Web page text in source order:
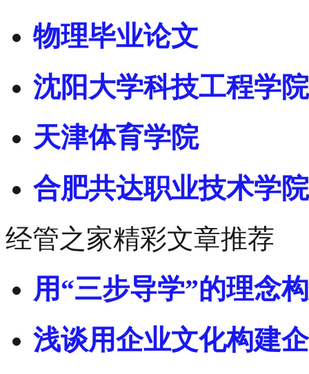
物理毕业论文
沈阳大学科技工程学院
天津体育学院
合肥共达职业技术学院
经管之家精彩文章推荐
用“三步导学”的理念
浅谈用企业文化构建